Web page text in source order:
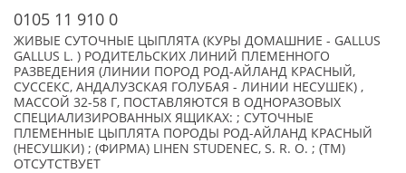
0105 11 910 0
ЖИВЫЕ СУТОЧНЫЕ ЦЫПЛЯТА (КУРЫ ДОМАШНИЕ - GALLUS
GALLUS L. ) РОДИТЕЛЬСКИХ ЛИНИЙ ПЛЕМЕННОГО
РАЗВЕДЕНИЯ (ЛИНИИ ПОРОД РОД-АЙЛАНД КРАСНЫЙ,
СУССЕКС, АНДАЛУЗСКАЯ ГОЛУБАЯ - ЛИНИИ НЕСУШЕК) ,
МАССОЙ 32-58 Г, ПОСТАВЛЯЮТСЯ В ОДНОРАЗОВЫХ
СПЕЦИАЛИЗИРОВАННЫХ ЯЩИКАХ: ; СУТОЧНЫЕ
ПЛЕМЕННЫЕ ЦЫПЛЯТА ПОРОДЫ РОД-АЙЛАНД КРАСНЫЙ
(НЕСУШКИ) ; (ФИРМА) LIHEN STUDENEC, S. R. O. ; (TM)
ОТСУТСТВУЕТ